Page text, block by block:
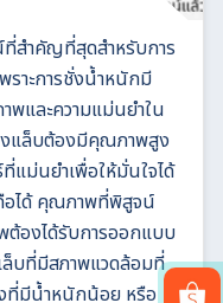
สำคัญที่สุดสำหรับการ
ราะการชั่งน้ำหนักมี
พและความแม่นยำใน
งแล็บต้องมีคุณภาพสูง
แม่นยำเพื่อให้มั่นใจได้
อได้ คุณภาพที่พิสูจน์
องได้รับการออกแบบ
ล็บที่มีสภาพแวดล้อมที่
งที่มีน้ำหนักน้อย หรือ